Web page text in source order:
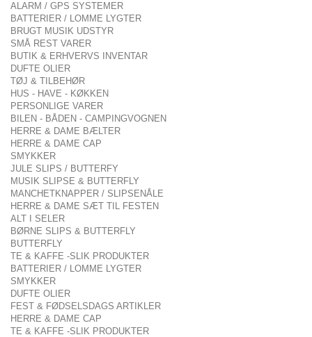
ALARM / GPS SYSTEMER
BATTERIER / LOMME LYGTER
BRUGT MUSIK UDSTYR
SMÅ REST VARER
BUTIK & ERHVERVS INVENTAR
DUFTE OLIER
TØJ & TILBEHØR
HUS - HAVE - KØKKEN
PERSONLIGE VARER
BILEN - BÅDEN - CAMPINGVOGNEN
HERRE & DAME BÆLTER
HERRE & DAME CAP
SMYKKER
JULE SLIPS / BUTTERFY
MUSIK SLIPSE & BUTTERFLY
MANCHETKNAPPER / SLIPSENÅLE
HERRE & DAME SÆT TIL FESTEN
ALT I SELER
BØRNE SLIPS & BUTTERFLY
BUTTERFLY
TE & KAFFE -SLIK PRODUKTER
BATTERIER / LOMME LYGTER
SMYKKER
DUFTE OLIER
FEST & FØDSELSDAGS ARTIKLER
HERRE & DAME CAP
TE & KAFFE -SLIK PRODUKTER